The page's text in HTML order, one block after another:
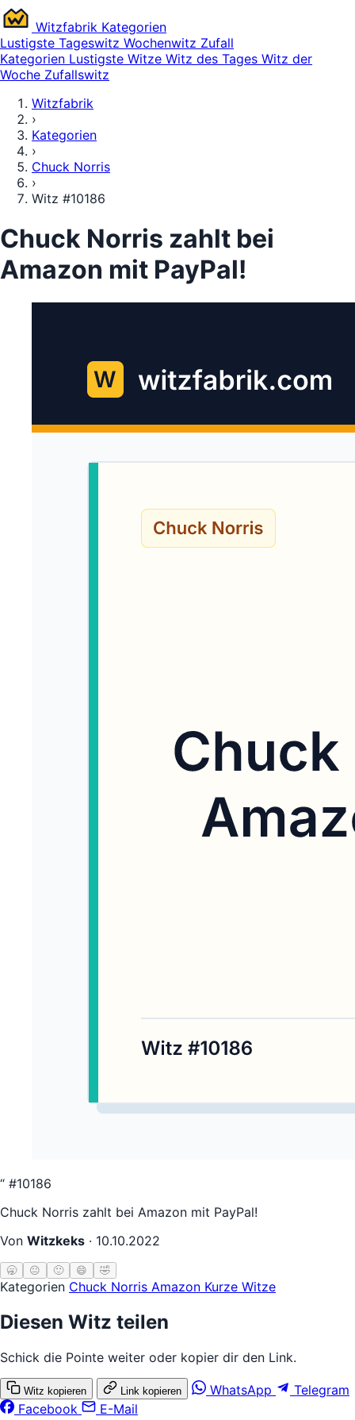
Witzfabrik Kategorien
Lustigste Tageswitz Wochenwitz Zufall
Kategorien Lustigste Witze Witz des Tages Witz der
Woche Zufallswitz
Witzfabrik
›
Kategorien
›
Chuck Norris
›
Witz #10186
Chuck Norris zahlt bei
Amazon mit PayPal!
“ #10186
Chuck Norris zahlt bei Amazon mit PayPal!
Von Witzkeks · 10.10.2022
🥱 😐 🙂 😄 🤣
Kategorien Chuck Norris Amazon Kurze Witze
Diesen Witz teilen
Schick die Pointe weiter oder kopier dir den Link.
Witz kopieren Link kopieren WhatsApp
Telegram
Facebook
E-Mail